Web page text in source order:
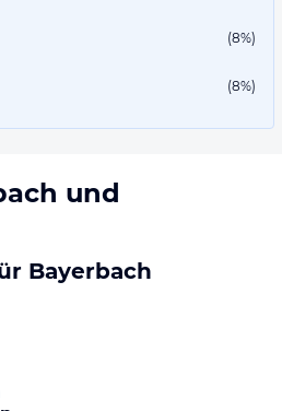
(8%)
(8%)
und
Bayerbach